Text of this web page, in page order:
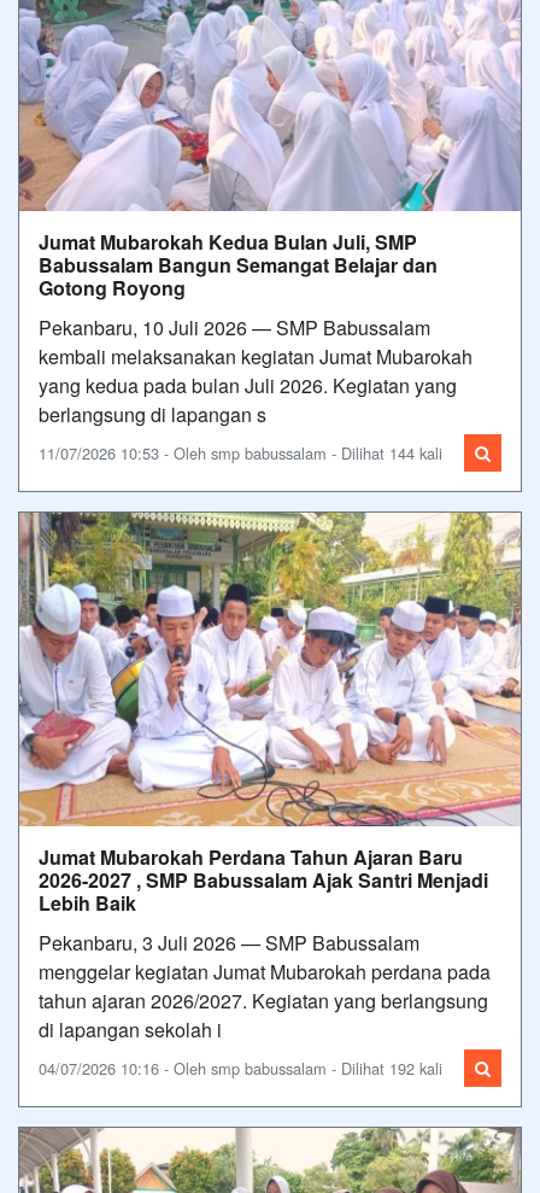
Jumat Mubarokah Kedua Bulan Juli, SMP
Babussalam Bangun Semangat Belajar dan
Gotong Royong
Pekanbaru, 10 Juli 2026 — SMP Babussalam
kembali melaksanakan kegiatan Jumat Mubarokah
yang kedua pada bulan Juli 2026. Kegiatan yang
berlangsung di lapangan s
11/07/2026 10:53 - Oleh smp babussalam - Dilihat 144 kali
Jumat Mubarokah Perdana Tahun Ajaran Baru
2026-2027 , SMP Babussalam Ajak Santri Menjadi
Lebih Baik
Pekanbaru, 3 Juli 2026 — SMP Babussalam
menggelar kegiatan Jumat Mubarokah perdana pada
tahun ajaran 2026/2027. Kegiatan yang berlangsung
di lapangan sekolah i
04/07/2026 10:16 - Oleh smp babussalam - Dilihat 192 kali